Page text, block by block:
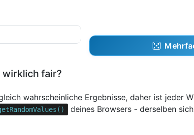
fair?
wahrscheinliche Ergebnisse, daher ist
deines Browsers - derselben